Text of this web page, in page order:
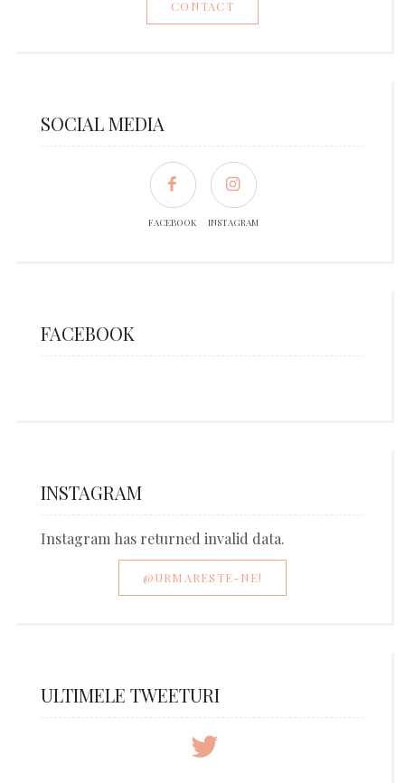
CONTACT
SOCIAL MEDIA
FACEBOOK INSTAGRAM
FACEBOOK
INSTAGRAM
Instagram has returned invalid data.
@URMARESTE-NE!
ULTIMELE TWEETURI